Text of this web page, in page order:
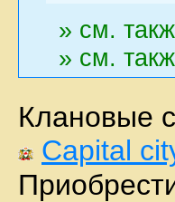
» см.
» см.
Клановые
Capital